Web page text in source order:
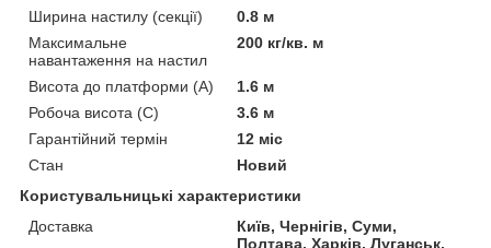
Ширина настилу (секції)
0.8 м
Максимальне
навантаження на настил
200 кг/кв. м
Висота до платформи (А)
1.6 м
Робоча висота (С)
3.6 м
Гарантійний термін
12 міс
Стан
Новий
Користувальницькі характеристики
Доставка
Київ, Чернігів, Суми,
Полтава, Харків, Луганськ,